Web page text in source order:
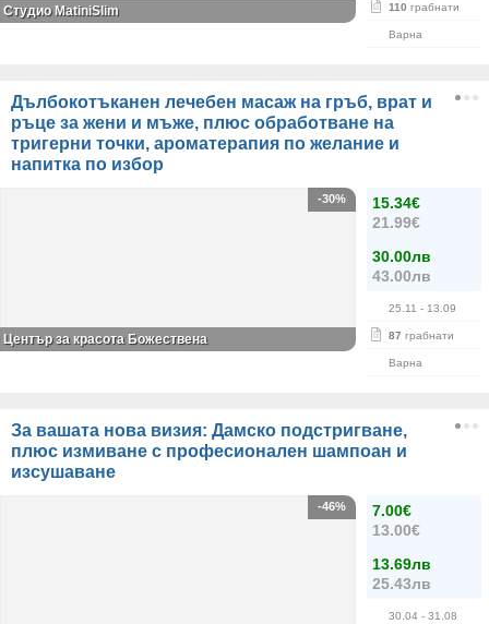
110 грабнати
Варна
Студио MatiniSlim
Дълбокотъканен лечебен масаж на гръб, врат и
ръце за жени и мъже, плюс обработване на
тригерни точки, ароматерапия по желание и
напитка по избор
15.34€
21.99€
30.00лв
43.00лв
25.11 - 13.09
87 грабнати
Варна
-30%
Център за красота Божествена
За вашата нова визия: Дамско подстригване,
плюс измиване с професионален шампоан и
изсушаване
7.00€
13.00€
13.69лв
25.43лв
30.04 - 31.08
-46%